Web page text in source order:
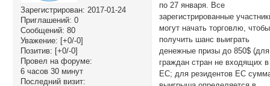
Зарегистрирован: 2017-01-24
Приглашений: 0
Сообщений: 80
Уважение: [+0/-0]
Позитив: [+0/-0]
Провел на форуме:
6 часов 30 минут
Последний визит:
по 27 января. Все
зарегистрированные
могут начать торговлю, чтобы
получить шанс выиграть
денежные призы до 850$ (для
граждан стран не входящих в
ЕС; для резидентов ЕС